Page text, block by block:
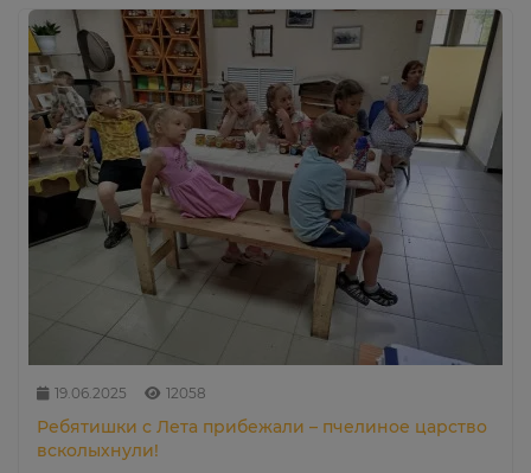
19.06.2025 12058
Ребятишки с Лета прибежали – пчелиное царство
всколыхнули!